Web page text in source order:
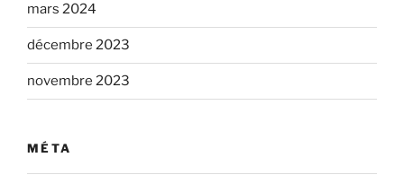
mars 2024
décembre 2023
novembre 2023
MÉTA